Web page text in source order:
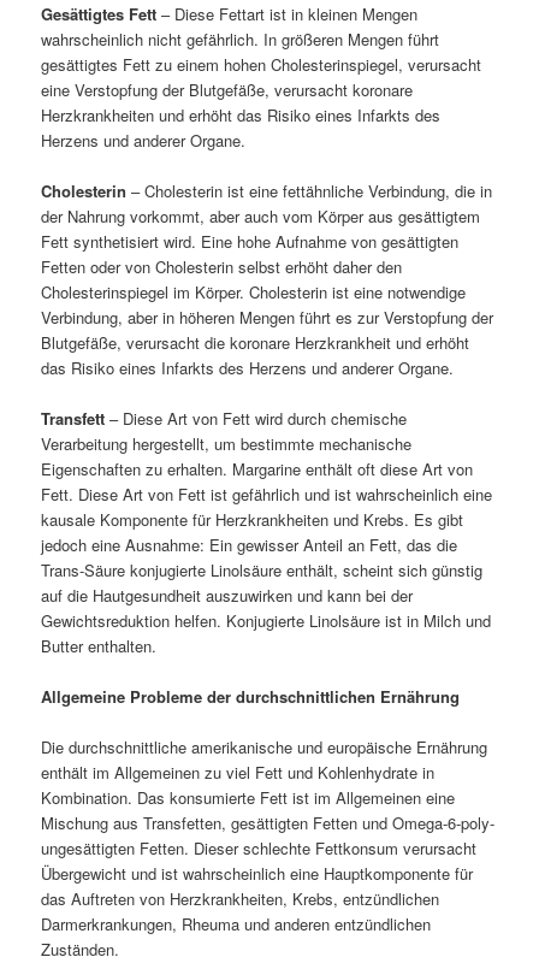
Gesättigtes Fett – Diese Fettart ist in kleinen Mengen
wahrscheinlich nicht gefährlich. In größeren Mengen führt
gesättigtes Fett zu einem hohen Cholesterinspiegel, verursacht
eine Verstopfung der Blutgefäße, verursacht koronare
Herzkrankheiten und erhöht das Risiko eines Infarkts des
Herzens und anderer Organe.
Cholesterin – Cholesterin ist eine fettähnliche Verbindung, die in
der Nahrung vorkommt, aber auch vom Körper aus gesättigtem
Fett synthetisiert wird. Eine hohe Aufnahme von gesättigten
Fetten oder von Cholesterin selbst erhöht daher den
Cholesterinspiegel im Körper. Cholesterin ist eine notwendige
Verbindung, aber in höheren Mengen führt es zur Verstopfung der
Blutgefäße, verursacht die koronare Herzkrankheit und erhöht
das Risiko eines Infarkts des Herzens und anderer Organe.
Transfett – Diese Art von Fett wird durch chemische
Verarbeitung hergestellt, um bestimmte mechanische
Eigenschaften zu erhalten. Margarine enthält oft diese Art von
Fett. Diese Art von Fett ist gefährlich und ist wahrscheinlich eine
kausale Komponente für Herzkrankheiten und Krebs. Es gibt
jedoch eine Ausnahme: Ein gewisser Anteil an Fett, das die
Trans-Säure konjugierte Linolsäure enthält, scheint sich günstig
auf die Hautgesundheit auszuwirken und kann bei der
Gewichtsreduktion helfen. Konjugierte Linolsäure ist in Milch und
Butter enthalten.
Allgemeine Probleme der durchschnittlichen Ernährung
Die durchschnittliche amerikanische und europäische Ernährung
enthält im Allgemeinen zu viel Fett und Kohlenhydrate in
Kombination. Das konsumierte Fett ist im Allgemeinen eine
Mischung aus Transfetten, gesättigten Fetten und Omega-6-poly-
ungesättigten Fetten. Dieser schlechte Fettkonsum verursacht
Übergewicht und ist wahrscheinlich eine Hauptkomponente für
das Auftreten von Herzkrankheiten, Krebs, entzündlichen
Darmerkrankungen, Rheuma und anderen entzündlichen
Zuständen.